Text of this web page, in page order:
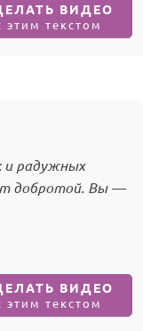
ВИДЕО
этим текстом
и радужных
добротой. Вы —
ВИДЕО
этим текстом